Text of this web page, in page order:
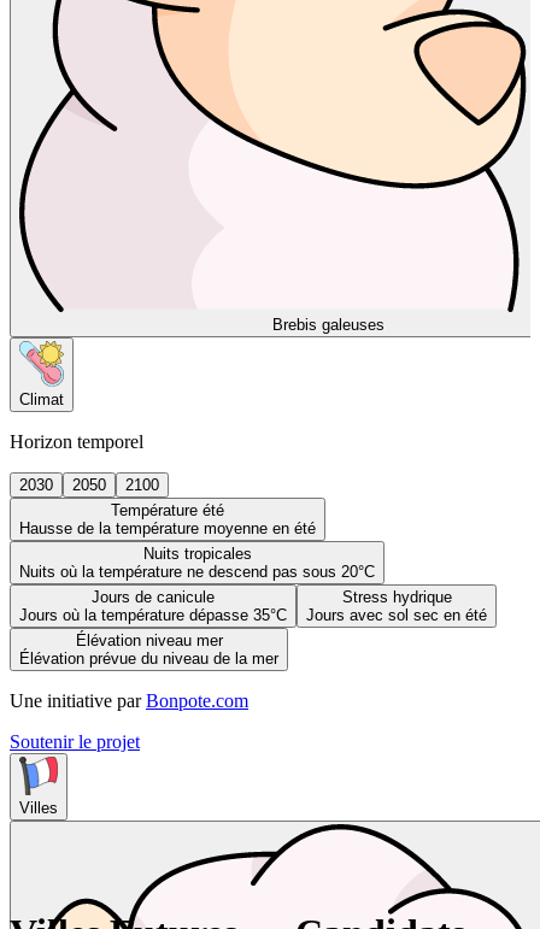
Brebis galeuses
Climat
Horizon temporel
2030 2050
2100
Température été
Hausse de la température moyenne en été
Nuits tropicales
Nuits où la température ne descend pas sous 20°C
Jours de canicule
Jours où la température dépasse 35°C
Stress hydrique
Jours avec sol sec en été
Élévation niveau mer
Élévation prévue du niveau de la mer
Une initiative par Bonpote.com
Soutenir le projet
Villes